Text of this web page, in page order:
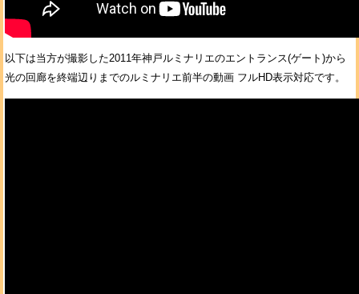
以下は当方が撮影した2011年神戸ルミナリエのエントランス(ゲート)から
光の回廊を終端辺りまでのルミナリエ前半の動画 フルHD表示対応です。